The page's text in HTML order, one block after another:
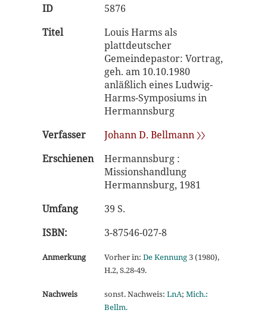
ID
5876
Titel
Louis Harms als
plattdeutscher
Gemeindepastor: Vortrag,
geh. am 10.10.1980
anläßlich eines Ludwig-
Harms-Symposiums in
Hermannsburg
Verfasser
Johann D. Bellmann 〉〉
Erschienen
Hermannsburg :
Missionshandlung
Hermannsburg, 1981
Umfang
39 S.
ISBN:
3-87546-027-8
Anmerkung Vorher in: De Kennung3 (1980),
H.2, S.28-49.
Nachweis sonst. Nachweis: LnA; Mich.:
Bellm.